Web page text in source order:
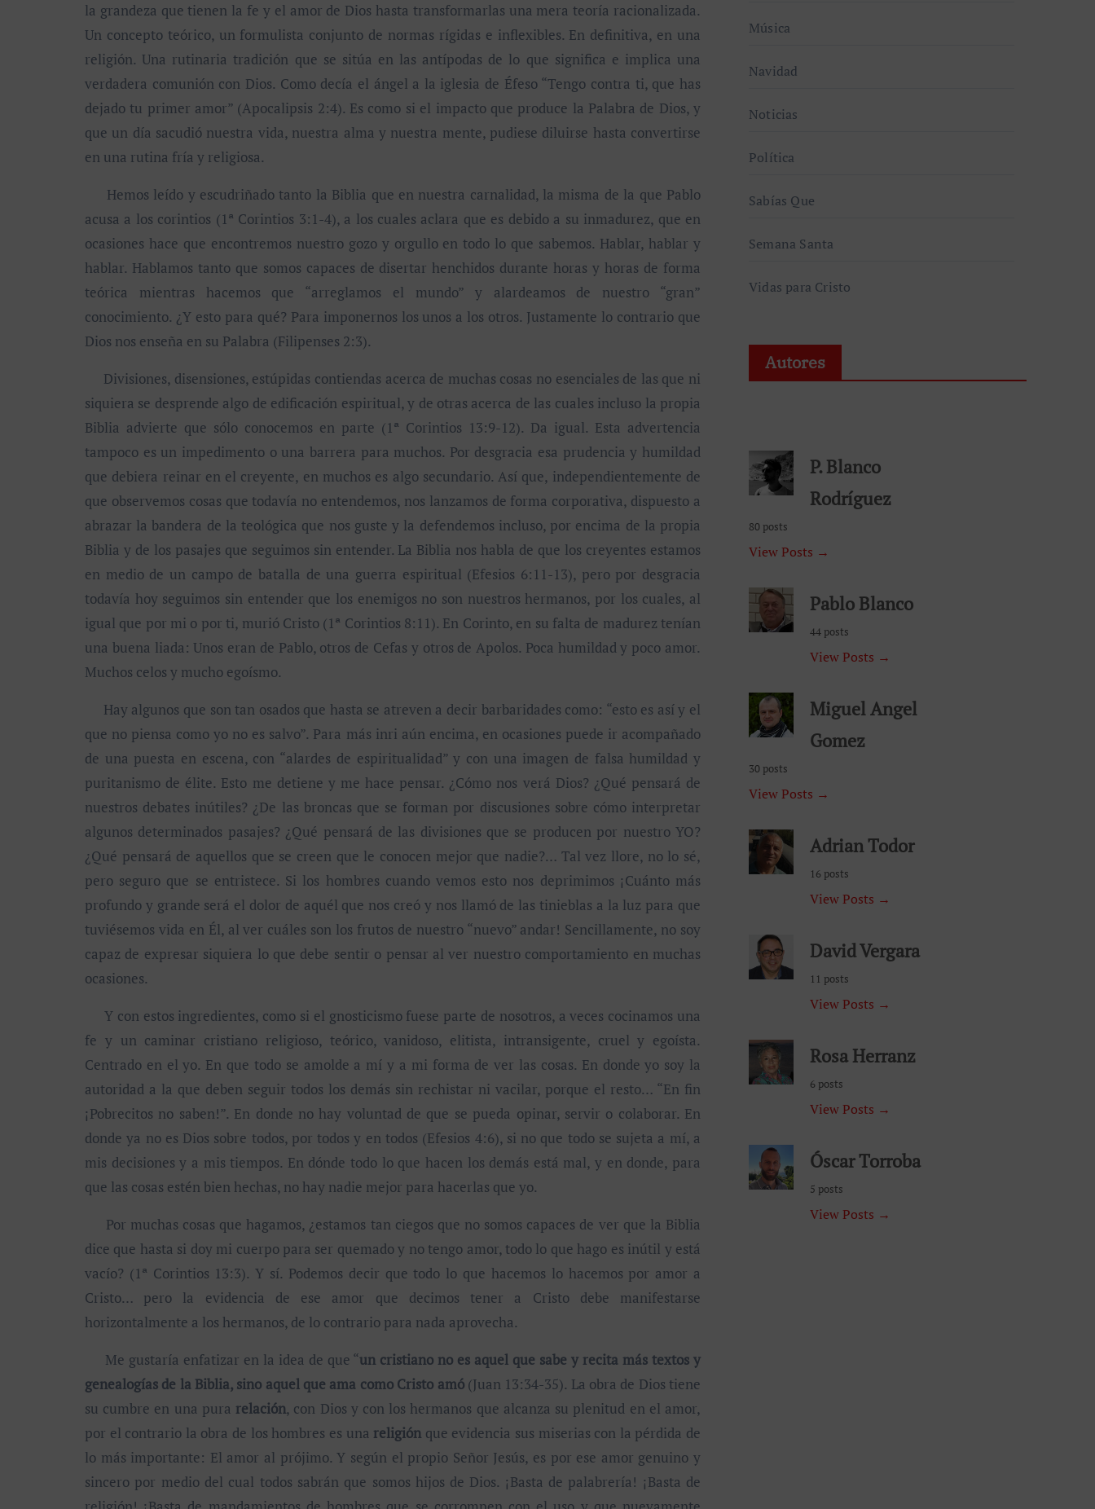
la grandeza que tienen la fe y el amor de Dios hasta transformarlas una mera teoría racionalizada.
Un concepto teórico, un formulista conjunto de normas rígidas e inflexibles. En definitiva, en una
religión. Una rutinaria tradición que se sitúa en las antípodas de lo que significa e implica una
verdadera comunión con Dios. Como decía el ángel a la iglesia de Éfeso “Tengo contra ti, que has
dejado tu primer amor” (Apocalipsis 2:4). Es como si el impacto que produce la Palabra de Dios, y
que un día sacudió nuestra vida, nuestra alma y nuestra mente, pudiese diluirse hasta convertirse
en una rutina fría y religiosa.
Hemos leído y escudriñado tanto la Biblia que en nuestra carnalidad, la misma de la que Pablo
acusa a los corintios (1ª Corintios 3:1-4), a los cuales aclara que es debido a su inmadurez, que en
ocasiones hace que encontremos nuestro gozo y orgullo en todo lo que sabemos. Hablar, hablar y
hablar. Hablamos tanto que somos capaces de disertar henchidos durante horas y horas de forma
teórica mientras hacemos que “arreglamos el mundo” y alardeamos de nuestro “gran”
conocimiento. ¿Y esto para qué? Para imponernos los unos a los otros. Justamente lo contrario que
Dios nos enseña en su Palabra (Filipenses 2:3).
Divisiones, disensiones, estúpidas contiendas acerca de muchas cosas no esenciales de las que ni
siquiera se desprende algo de edificación espiritual, y de otras acerca de las cuales incluso la propia
Biblia advierte que sólo conocemos en parte (1ª Corintios 13:9-12). Da igual. Esta advertencia
tampoco es un impedimento o una barrera para muchos. Por desgracia esa prudencia y humildad
que debiera reinar en el creyente, en muchos es algo secundario. Así que, independientemente de
que observemos cosas que todavía no entendemos, nos lanzamos de forma corporativa, dispuesto a
abrazar la bandera de la teológica que nos guste y la defendemos incluso, por encima de la propia
Biblia y de los pasajes que seguimos sin entender. La Biblia nos habla de que los creyentes estamos
en medio de un campo de batalla de una guerra espiritual (Efesios 6:11-13), pero por desgracia
todavía hoy seguimos sin entender que los enemigos no son nuestros hermanos, por los cuales, al
igual que por mi o por ti, murió Cristo (1ª Corintios 8:11). En Corinto, en su falta de madurez tenían
una buena liada: Unos eran de Pablo, otros de Cefas y otros de Apolos. Poca humildad y poco amor.
Muchos celos y mucho egoísmo.
Hay algunos que son tan osados que hasta se atreven a decir barbaridades como: “esto es así y el
que no piensa como yo no es salvo”. Para más inri aún encima, en ocasiones puede ir acompañado
de una puesta en escena, con “alardes de espiritualidad” y con una imagen de falsa humildad y
puritanismo de élite. Esto me detiene y me hace pensar. ¿Cómo nos verá Dios? ¿Qué pensará de
nuestros debates inútiles? ¿De las broncas que se forman por discusiones sobre cómo interpretar
algunos determinados pasajes? ¿Qué pensará de las divisiones que se producen por nuestro YO?
¿Qué pensará de aquellos que se creen que le conocen mejor que nadie?… Tal vez llore, no lo sé,
pero seguro que se entristece. Si los hombres cuando vemos esto nos deprimimos ¡Cuánto más
profundo y grande será el dolor de aquél que nos creó y nos llamó de las tinieblas a la luz para que
tuviésemos vida en Él, al ver cuáles son los frutos de nuestro “nuevo” andar! Sencillamente, no soy
capaz de expresar siquiera lo que debe sentir o pensar al ver nuestro comportamiento en muchas
ocasiones.
Y con estos ingredientes, como si el gnosticismo fuese parte de nosotros, a veces cocinamos una
fe y un caminar cristiano religioso, teórico, vanidoso, elitista, intransigente, cruel y egoísta.
Centrado en el yo. En que todo se amolde a mí y a mi forma de ver las cosas. En donde yo soy la
autoridad a la que deben seguir todos los demás sin rechistar ni vacilar, porque el resto… “En fin
¡Pobrecitos no saben!”. En donde no hay voluntad de que se pueda opinar, servir o colaborar. En
donde ya no es Dios sobre todos, por todos y en todos (Efesios 4:6), si no que todo se sujeta a mí, a
mis decisiones y a mis tiempos. En dónde todo lo que hacen los demás está mal, y en donde, para
que las cosas estén bien hechas, no hay nadie mejor para hacerlas que yo.
Por muchas cosas que hagamos, ¿estamos tan ciegos que no somos capaces de ver que la Biblia
dice que hasta si doy mi cuerpo para ser quemado y no tengo amor, todo lo que hago es inútil y está
vacío? (1ª Corintios 13:3). Y sí. Podemos decir que todo lo que hacemos lo hacemos por amor a
Cristo… pero la evidencia de ese amor que decimos tener a Cristo debe manifestarse
horizontalmente a los hermanos, de lo contrario para nada aprovecha.
Me gustaría enfatizar en la idea de que “un cristiano no es aquel que sabe y recita más textos y
genealogías de la Biblia, sino aquel que ama como Cristo amó(Juan 13:34-35). La obra de Dios tiene
su cumbre en una pura relación, con Dios y con los hermanos que alcanza su plenitud en el amor,
por el contrario la obra de los hombres es una religión que evidencia sus miserias con la pérdida de
lo más importante: El amor al prójimo. Y según el propio Señor Jesús, es por ese amor genuino y
sincero por medio del cual todos sabrán que somos hijos de Dios. ¡Basta de palabrería! ¡Basta de
Música
Navidad
Noticias
Política
Sabías Que
Semana Santa
Vidas para Cristo
Autores
P. Blanco
Rodríguez
80 posts
View Posts →
Pablo Blanco
44 posts
View Posts →
Miguel Angel
Gomez
30 posts
View Posts →
Adrian Todor
16 posts
View Posts →
David Vergara
11 posts
View Posts →
Rosa Herranz
6 posts
View Posts →
Óscar Torroba
5 posts
View Posts →